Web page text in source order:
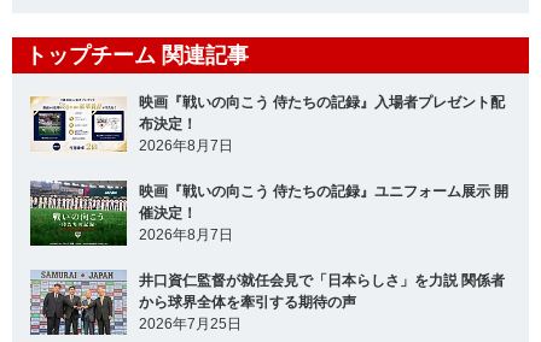
トップチーム 関連記事
映画『戦いの向こう 侍たちの記録』入場者プレゼント配
布決定！
2026年8月7日
映画『戦いの向こう 侍たちの記録』ユニフォーム展示 開
催決定！
2026年8月7日
井口資仁監督が就任会見で「日本らしさ」を力説 関係者
から球界全体を牽引する期待の声
2026年7月25日